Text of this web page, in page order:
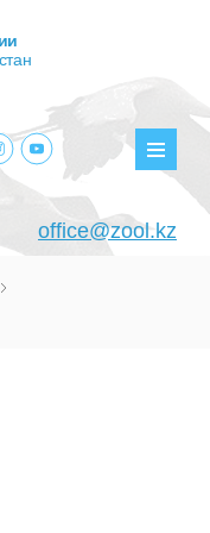
office@zool.kz
youtube.com